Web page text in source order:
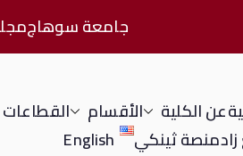
جامعة سوهاج
عن الكلية الأقسام القطاعات
منصة ثينكي English